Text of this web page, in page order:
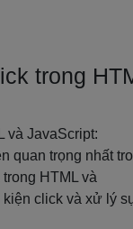
trong
và JavaScript:
quan trọng nhất
HTML và
kiện click và xử lý